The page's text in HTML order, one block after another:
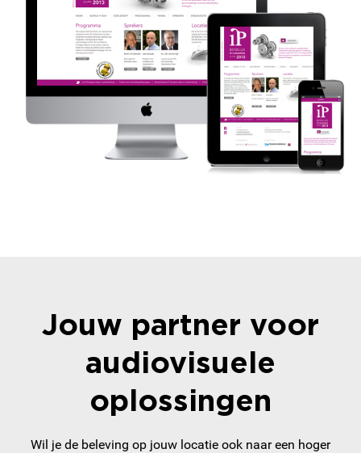
Jouw partner voor
audiovisuele
oplossingen
Wil je de beleving op jouw locatie ook naar een hoger